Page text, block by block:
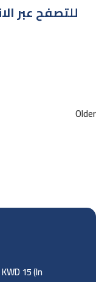
للتصفح عبر
Older
15 (In